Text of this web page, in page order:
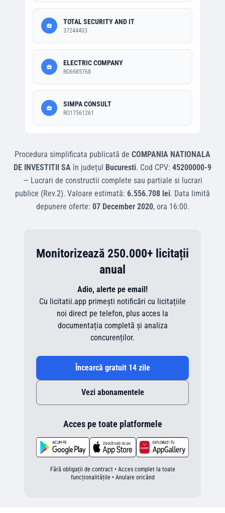
TOTAL SECURITY AND IT
37244403
ELECTRIC COMPANY
RO6985768
SIMPA CONSULT
RO17561261
Procedura simplificata publicată de COMPANIA NATIONALA
DE INVESTITII SA în județul Bucuresti. Cod CPV: 45200000-9
— Lucrari de constructii complete sau partiale si lucrari
publice (Rev.2). Valoare estimată: 6.556.708 lei. Data limită
depunere oferte: 07 December 2020, ora 16:00.
Monitorizează 250.000+ licitații
anual
Adio, alerte pe email!
Cu licitatii.app primești notificări cu licitațiile
noi direct pe telefon, plus acces la
documentația completă și analiza
concurenților.
Încearcă gratuit 14 zile
Vezi abonamentele
Acces pe toate platformele
Fără obligații de contract • Acces complet la toate
funcționalitățile • Anulare oricând